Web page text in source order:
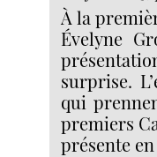
À la
Évelyne
surprise.
qui
premiers
présente